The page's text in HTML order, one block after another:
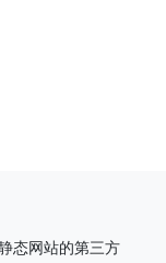
态网站的第三方